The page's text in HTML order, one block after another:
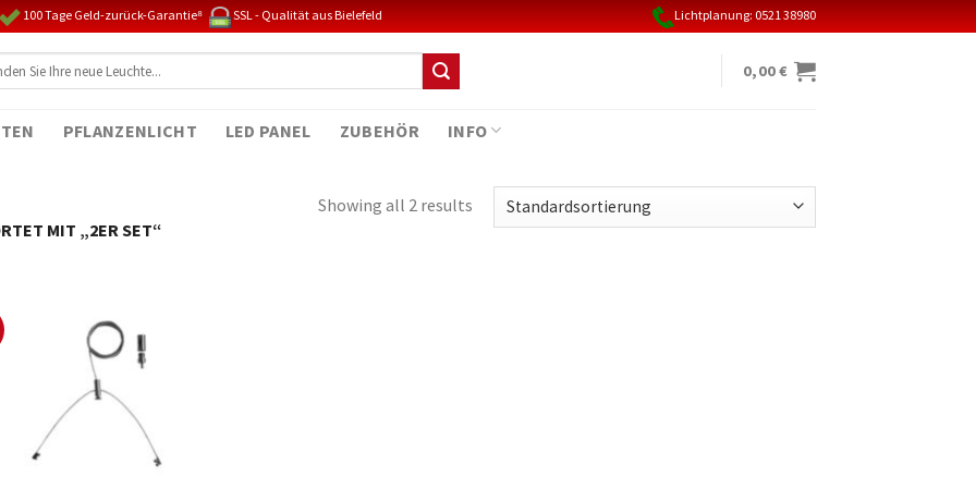
100 Tage Geld-zurück-Garantie⁸ SSL - Qualität aus Bielefeld Lichtplanung: 0521 38980
0,00€
PFLANZENLICHT LED PANEL ZUBEHÖR INFO
MIT „2ER SET“
Showing all 2 results